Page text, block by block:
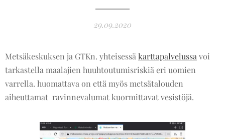
29.09.2020
Metsäkeskuksen ja GTKn. yhteisessä karttapalvelussa voi
tarkastella maalajien huuhtoutumisriskiä eri uomien
varrella. huomattava on että myös metsätalouden
aiheuttamat ravinnevalumat kuormittavat vesistöjä.